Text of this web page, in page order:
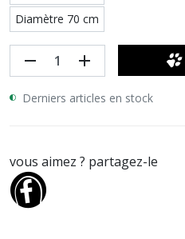
Diamètre 70 cm
remove add
Derniers articles en stock
vous aimez ? partagez-le